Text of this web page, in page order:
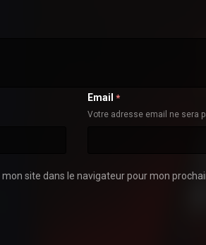
Email *
Votre adresse email ne sera
site dans le navigateur pour mon